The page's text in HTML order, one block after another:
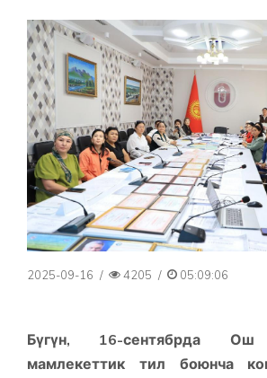
2025-09-16 / 4205 / 05:09:06
Бүгүн, 16-сентябрда Ош
мамлекеттик тил боюнча